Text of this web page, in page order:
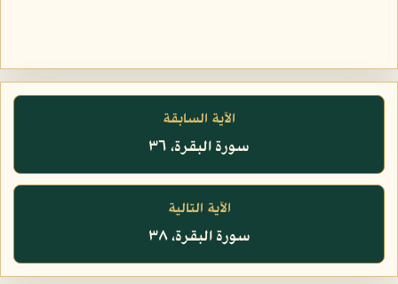
الآية السابقة
سورة البقرة، ٣٦
الآية التالية
سورة البقرة، ٣٨